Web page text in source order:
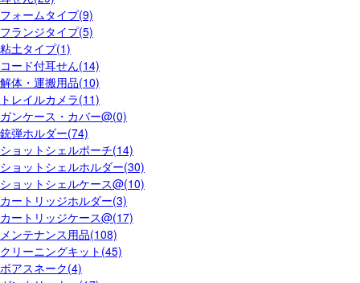
フォームタイプ(9)
フランジタイプ(5)
粘土タイプ(1)
コード付耳せん(14)
解体・運搬用品(10)
トレイルカメラ(11)
ガンケース・カバー@(0)
銃弾ホルダー(74)
ショットシェルポーチ(14)
ショットシェルホルダー(30)
ショットシェルケース@(10)
カートリッジホルダー(3)
カートリッジケース@(17)
メンテナンス用品(108)
クリーニングキット(45)
ボアスネーク(4)